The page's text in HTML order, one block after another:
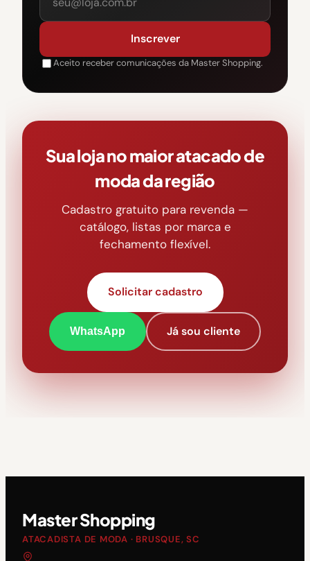
Inscrever
Aceito receber comunicações da Master Shopping.
Sua loja no maior atacado de
moda da região
Cadastro gratuito para revenda —
catálogo, listas por marca e
fechamento flexível.
Solicitar cadastro
WhatsApp Já sou cliente
Master Shopping
ATACADISTA DE MODA · BRUSQUE, SC